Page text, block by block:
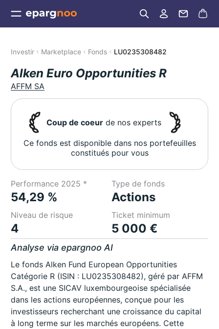
Investir Marketplace Fonds LU0235308482
Alken Euro Opportunities R
AFFM SA
Coup de coeur de nos experts
Ce fonds est disponible dans nos portefeuilles
constitués pour vous
Performance 2025 *
54,29 %
Type de fonds
Actions
Niveau de risque
4
Ticket minimum
5 000 €
Analyse via epargnoo AI
Le fonds Alken Fund European Opportunities
Catégorie R (ISIN : LU0235308482), géré par AFFM
S.A., est une SICAV luxembourgeoise spécialisée
dans les actions européennes, conçue pour les
investisseurs recherchant une croissance du capital
à long terme sur les marchés européens. Cette